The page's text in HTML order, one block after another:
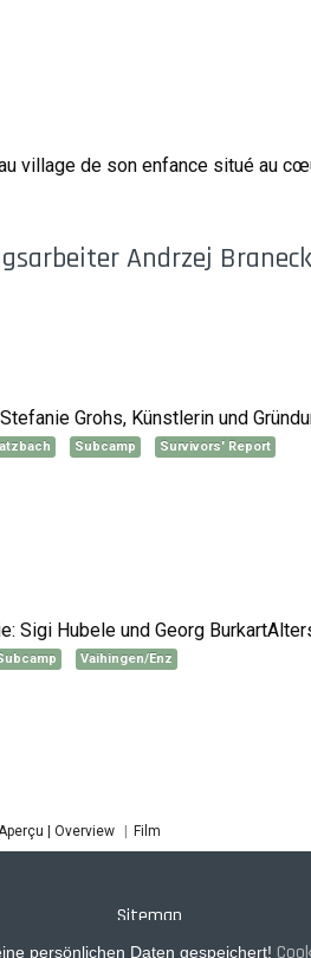
persönlichen Daten gespeichert!
village de son enfance situé au
Andrzej
Grohs, Künstlerin und
Subcamp Survivors' Report
Sigi Hubele und Georg
Vaihingen/Enz
| Overview Film
Sitemap